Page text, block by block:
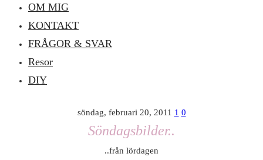
OM MIG
KONTAKT
FRÅGOR & SVAR
Resor
DIY
söndag, februari 20, 2011 1 0
Söndagsbilder..
..från lördagen